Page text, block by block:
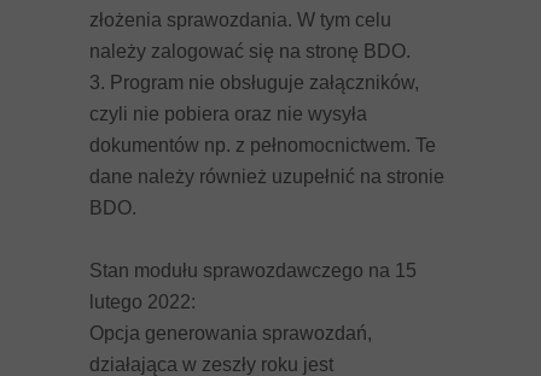
złożenia sprawozdania. W tym celu
należy zalogować się na stronę BDO.
3. Program nie obsługuje załączników,
czyli nie pobiera oraz nie wysyła
dokumentów np. z pełnomocnictwem. Te
dane należy również uzupełnić na stronie
BDO.
Stan modułu sprawozdawczego na 15
lutego 2022:
Opcja generowania sprawozdań,
działająca w zeszły roku jest